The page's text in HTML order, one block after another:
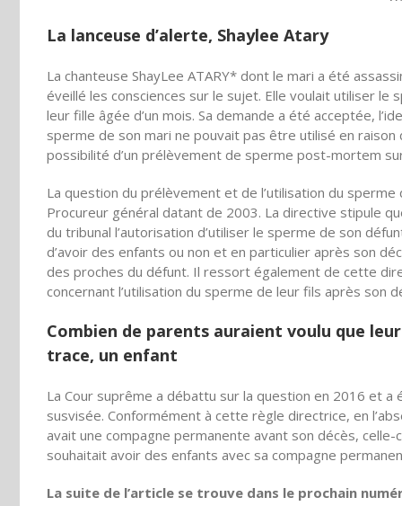
La lanceuse d’alerte, Shaylee Atary
La chanteuse ShayLee ATARY* dont le mari a été
éveillé les consciences sur le sujet. Elle voulait utiliser
leur fille âgée d’un mois. Sa demande a été acceptée,
sperme de son mari ne pouvait pas être utilisé en raison
possibilité d’un prélèvement de sperme post-mortem
La question du prélèvement et de l’utilisation du
Procureur général datant de 2003. La directive stipule
du tribunal l’autorisation d’utiliser le sperme de son
d’avoir des enfants ou non et en particulier après son
des proches du défunt. Il ressort également de cette
concernant l’utilisation du sperme de leur fils après son
Combien de parents auraient voulu que
trace, un enfant
La Cour suprême a débattu sur la question en 2016 et
susvisée. Conformément à cette règle directrice, en
avait une compagne permanente avant son décès,
souhaitait avoir des enfants avec sa compagne
La suite de l’article se trouve dans le prochain